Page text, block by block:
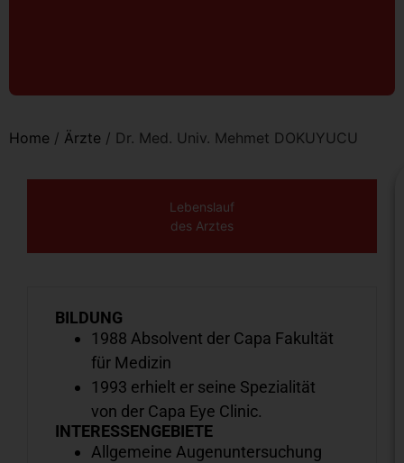
Home / Ärzte / Dr. Med. Univ. Mehmet DOKUYUCU
Lebenslauf
des Arztes
BILDUNG
1988 Absolvent der Capa Fakultät
für Medizin
1993 erhielt er seine Spezialität
von der Capa Eye Clinic.
INTERESSENGEBIETE
Allgemeine Augenuntersuchung